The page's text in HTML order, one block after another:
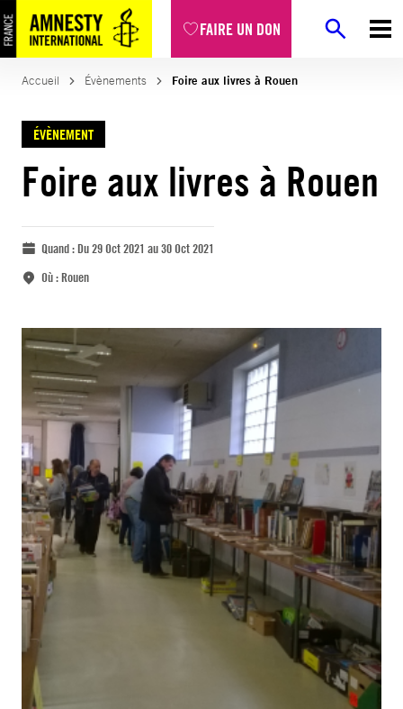
FAIRE UN DON
Accueil Évènements Foire aux livres à Rouen
ÉVÈNEMENT
Foire aux livres à Rouen
Quand :Du 29 Oct 2021 au 30 Oct 2021
Où :Rouen